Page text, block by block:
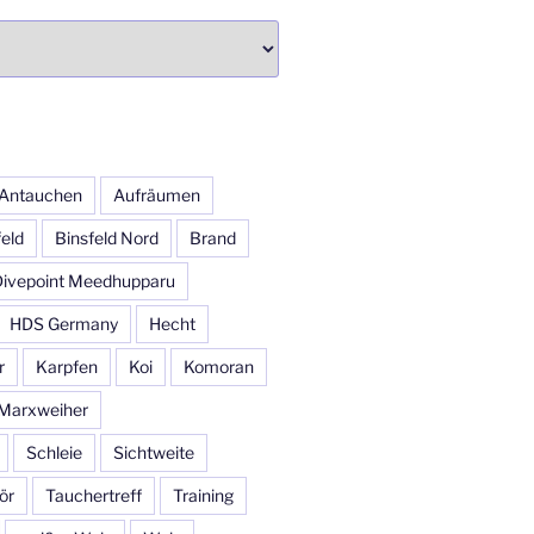
Antauchen Aufräumen
Binsfeld Nord Brand
Meedhupparu
HDS Germany Hecht
Karpfen Koi Komoran
Schleie Sichtweite
Tauchertreff Training